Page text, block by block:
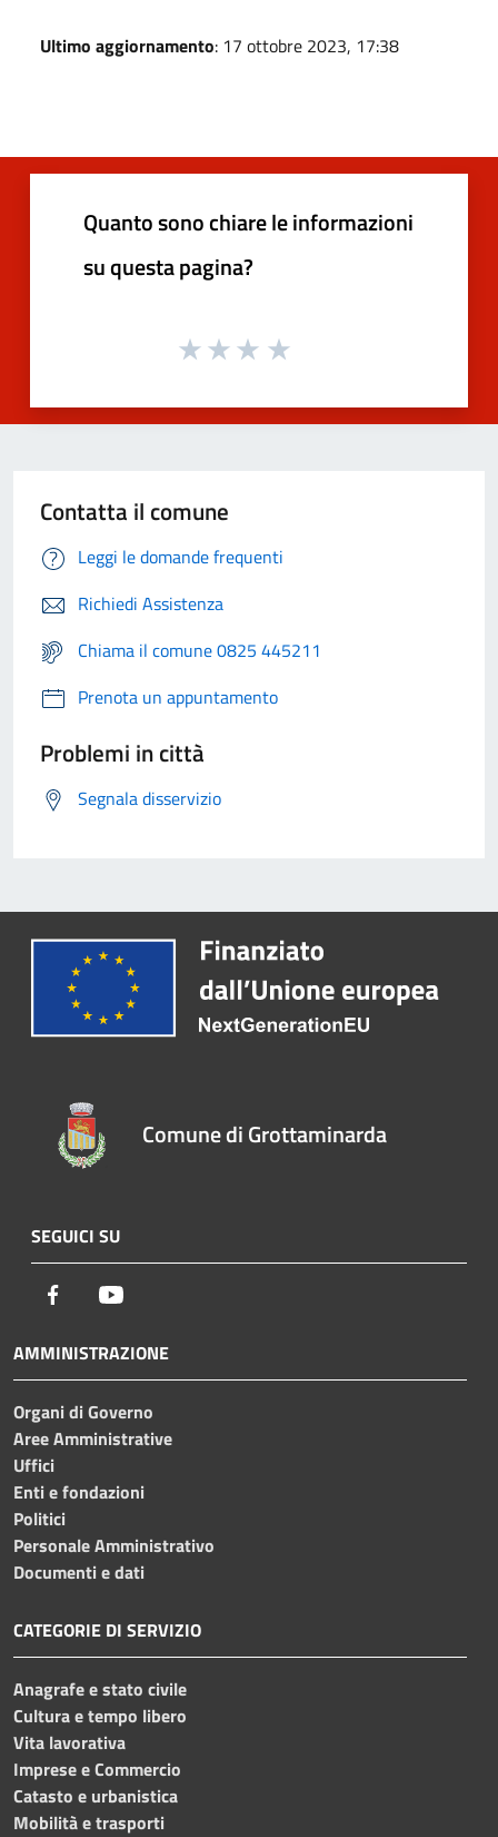
Ultimo aggiornamento: 17 ottobre 2023, 17:38
Quanto sono chiare le informazioni
su questa pagina?
Contatta il comune
Leggi le domande frequenti
Richiedi Assistenza
Chiama il comune 0825 445211
Prenota un appuntamento
Problemi in città
Segnala disservizio
Comune di Grottaminarda
SEGUICI SU
Facebook
AMMINISTRAZIONE
Organi di Governo
Aree Amministrative
Uffici
Enti e fondazioni
Politici
Personale Amministrativo
Documenti e dati
CATEGORIE DI SERVIZIO
Anagrafe e stato civile
Cultura e tempo libero
Vita lavorativa
Imprese e Commercio
Catasto e urbanistica
Mobilità e trasporti